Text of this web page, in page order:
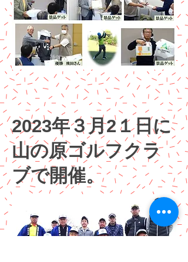
2023年３月2１日に
山の原ゴルフクラ
ブで開催。